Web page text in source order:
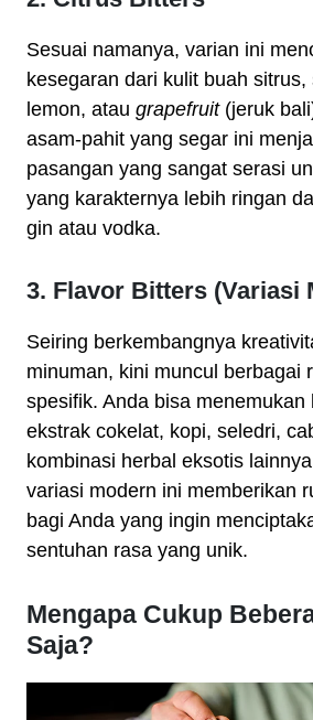
Sesuai namanya, varian ini
kesegaran dari kulit buah sitrus,
lemon, atau grapefruit(jeruk
asam-pahit yang segar ini
pasangan yang sangat serasi
yang karakternya lebih ringan
gin atau vodka.
3. Flavor Bitters (Variasi
Seiring berkembangnya
minuman, kini muncul berbagai
spesifik. Anda bisa menemukan
ekstrak cokelat, kopi, seledri,
kombinasi herbal eksotis
variasi modern ini memberikan
bagi Anda yang ingin
sentuhan rasa yang unik.
Mengapa Cukup
Saja?